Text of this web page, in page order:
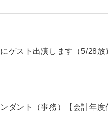
ゲスト出演します（5/28放
ダント（事務）【会計年